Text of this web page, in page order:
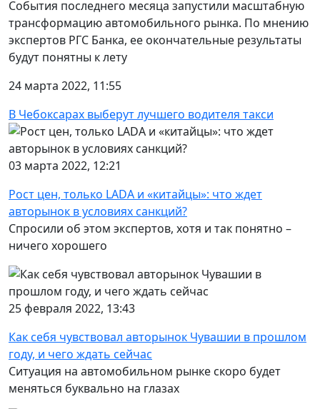
События последнего месяца запустили масштабную
трансформацию автомобильного рынка. По мнению
экспертов РГС Банка, ее окончательные результаты
будут понятны к лету
24 марта 2022, 11:55
В Чебоксарах выберут лучшего водителя такси
03 марта 2022, 12:21
Рост цен, только LADA и «китайцы»: что ждет
авторынок в условиях санкций?
Спросили об этом экспертов, хотя и так понятно –
ничего хорошего
25 февраля 2022, 13:43
Как себя чувствовал авторынок Чувашии в прошлом
году, и чего ждать сейчас
Ситуация на автомобильном рынке скоро будет
меняться буквально на глазах